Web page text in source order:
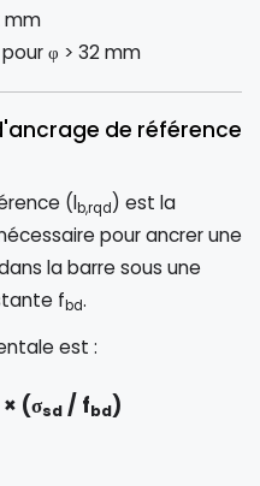
mm
φ > 32 mm
de référence
(lb,rqd) est la
pour ancrer une
la barre sous une
fbd.
est :
(σsd / fbd)